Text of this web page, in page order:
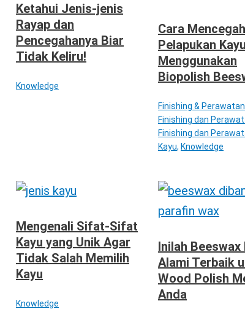
Ketahui Jenis-jenis
Rayap dan
Pencegahanya Biar
Tidak Keliru!
Knowledge
Cara Mencegah
Pelapukan Kayu
Menggunakan
Biopolish
Finishing &
Finishing dan
Finishing dan
Kayu, Knowledge
Mengenali Sifat-Sifat
Kayu yang Unik Agar
Tidak Salah Memilih
Kayu
Knowledge
Inilah Beeswax
Alami Terbaik
Wood Polish
Anda